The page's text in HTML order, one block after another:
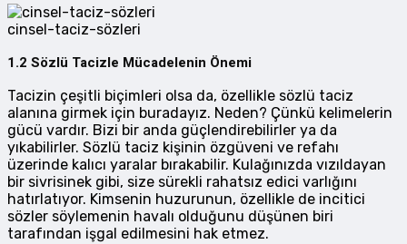
cinsel-taciz-sözleri
1.2 Sözlü Tacizle Mücadelenin Önemi
Tacizin çeşitli biçimleri olsa da, özellikle sözlü taciz
alanına girmek için buradayız. Neden? Çünkü kelimelerin
gücü vardır. Bizi bir anda güçlendirebilirler ya da
yıkabilirler. Sözlü taciz kişinin özgüveni ve refahı
üzerinde kalıcı yaralar bırakabilir. Kulağınızda vızıldayan
bir sivrisinek gibi, size sürekli rahatsız edici varlığını
hatırlatıyor. Kimsenin huzurunun, özellikle de incitici
sözler söylemenin havalı olduğunu düşünen biri
tarafından işgal edilmesini hak etmez.